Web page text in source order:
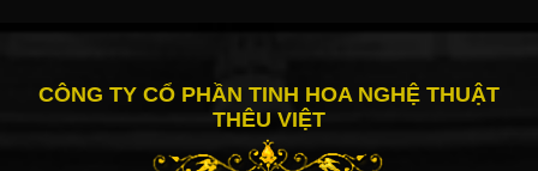
CÔNG TY CỔ PHẦN TINH HOA NGHỆ THUẬT
THÊU VIỆT